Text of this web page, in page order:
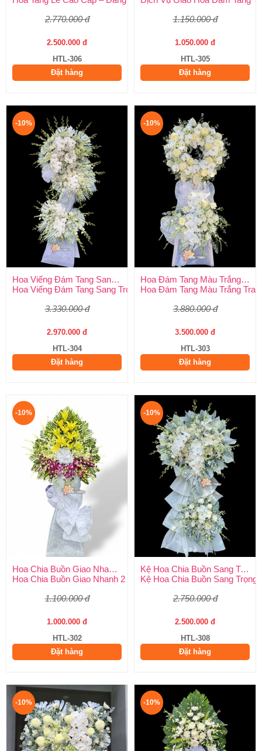
2.770.000 đ
2.500.000 đ
HTL-306
Đặt hàng
1.150.000 đ
1.050.000 đ
HTL-305
Đặt hàng
-10%
Hoa Viếng Đám Tang Sang Trọng
Hoa Viếng Đám Tang Sang Trọng – Kính Tận Tâm, Tiễn Biệt
3.330.000 đ
2.970.000 đ
HTL-304
Đặt hàng
-10%
Hoa Đám Tang Màu Trắng Trang Nghiêm
Hoa Đám Tang Màu Trắng
3.880.000 đ
3.500.000 đ
HTL-303
Đặt hàng
-10%
Hoa Chia Buồn Giao Nhanh 2 Giờ
Hoa Chia Buồn Giao Nhanh 2 Giờ – Dịch Vụ Uy Tín Tại Huy
1.100.000 đ
1.000.000 đ
HTL-302
Đặt hàng
-10%
Kệ Hoa Chia Buồn Sang Trọng
Kệ Hoa Chia Buồn Sang
2.750.000 đ
2.500.000 đ
HTL-308
Đặt hàng
-10% -10%